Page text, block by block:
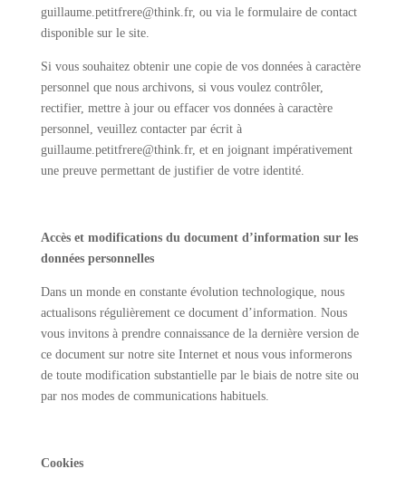
guillaume.petitfrere@think.fr, ou via le formulaire de contact
disponible sur le site.
Si vous souhaitez obtenir une copie de vos données à caractère
personnel que nous archivons, si vous voulez contrôler,
rectifier, mettre à jour ou effacer vos données à caractère
personnel, veuillez contacter par écrit à
guillaume.petitfrere@think.fr, et en joignant impérativement
une preuve permettant de justifier de votre identité.
Accès et modifications du document d’information sur les
données personnelles
Dans un monde en constante évolution technologique, nous
actualisons régulièrement ce document d’information. Nous
vous invitons à prendre connaissance de la dernière version de
ce document sur notre site Internet et nous vous informerons
de toute modification substantielle par le biais de notre site ou
par nos modes de communications habituels.
Cookies